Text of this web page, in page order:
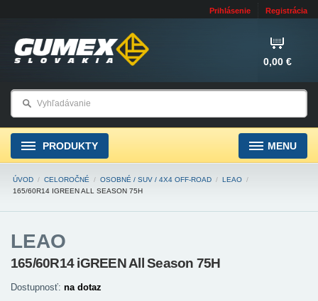
Prihlásenie Registrácia
0,00 €
PRODUKTY MENU
ÚVOD / CELOROČNÉ / OSOBNÉ / SUV / 4X4 OFF-ROAD / LEAO /
165/60R14 IGREEN ALL SEASON 75H
LEAO
165/60R14 iGREEN All Season 75H
Dostupnosť: na dotaz